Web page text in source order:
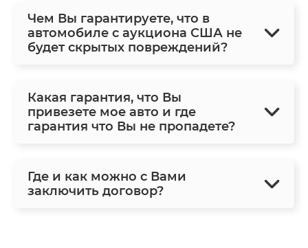
Чем Вы гарантируете, что в
автомобиле с аукциона США не
будет скрытых повреждений?
Какая гарантия, что Вы
привезете мое авто и где
гарантия что Вы не пропадете?
Где и как можно с Вами
заключить договор?